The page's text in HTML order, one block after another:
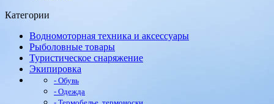
Категории
Водномоторная техника и аксессуары
Рыболовные товары
Туристическое снаряжение
Экипировка
- Обувь
- Одежда